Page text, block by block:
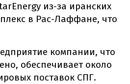
из-за иранских
в Рас-Лаффане, что
компании, что
обеспечивает около
поставок СПГ.